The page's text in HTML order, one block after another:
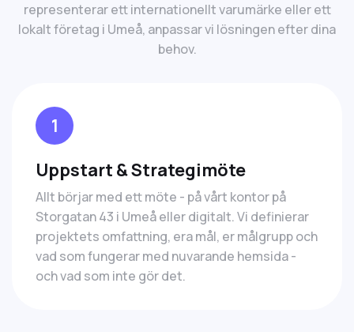
representerar ett internationellt varumärke eller ett
lokalt företag i Umeå, anpassar vi lösningen efter dina
behov.
1
Uppstart & Strategimöte
Allt börjar med ett möte - på vårt kontor på
Storgatan 43 i Umeå eller digitalt. Vi definierar
projektets omfattning, era mål, er målgrupp och
vad som fungerar med nuvarande hemsida -
och vad som inte gör det.